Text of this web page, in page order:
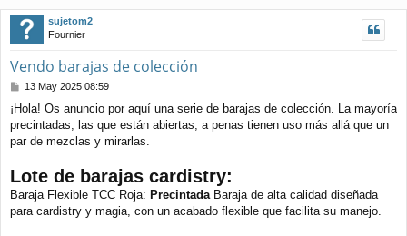
sujetom2
Fournier
Vendo barajas de colección
M
n
s
a
13 May 2025 08:59
¡Hola! Os anuncio por aquí una serie de barajas de colección. La mayoría
precintadas, las que están abiertas, a penas tienen uso más allá que un
par de mezclas y mirarlas.
Lote de barajas cardistry:
Baraja Flexible TCC Roja: PrecintadaBaraja de alta calidad diseñada
para cardistry y magia, con un acabado flexible que facilita su manejo.